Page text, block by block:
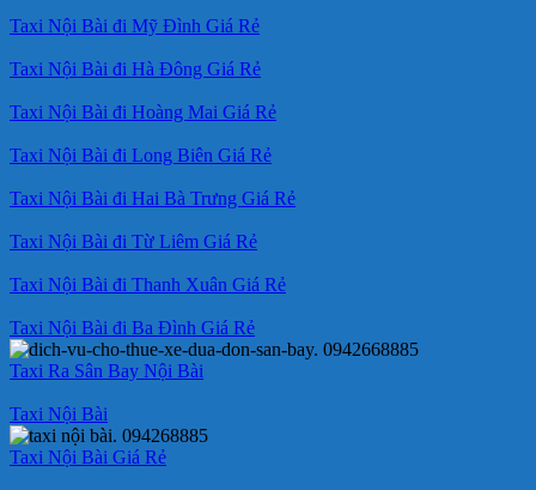
Taxi Nội Bài đi Mỹ Đình Giá Rẻ
Taxi Nội Bài đi Hà Đông Giá Rẻ
Taxi Nội Bài đi Hoàng Mai Giá Rẻ
Taxi Nội Bài đi Long Biên Giá Rẻ
Taxi Nội Bài đi Hai Bà Trưng Giá Rẻ
Taxi Nội Bài đi Từ Liêm Giá Rẻ
Taxi Nội Bài đi Thanh Xuân Giá Rẻ
Taxi Nội Bài đi Ba Đình Giá Rẻ
Taxi Ra Sân Bay Nội Bài
Taxi Nội Bài
Taxi Nội Bài Giá Rẻ